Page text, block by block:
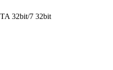
32bit/7 32bit